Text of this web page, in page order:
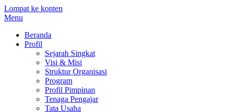
Lompat ke konten
Menu
Beranda
Profil
Sejarah Singkat
Visi & Misi
Struktur Organisasi
Program
Profil Pimpinan
Tenaga Pengajar
Tata Usaha